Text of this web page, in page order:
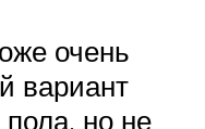
очень
вариант
но не